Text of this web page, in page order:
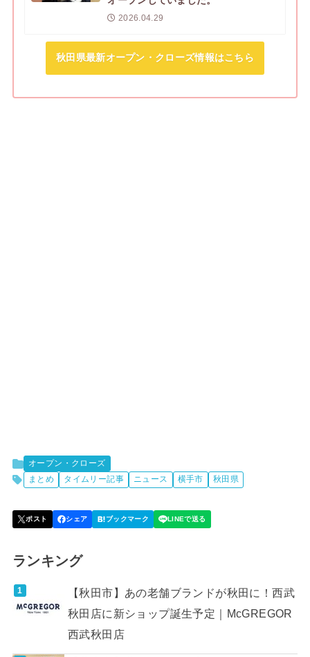
2026.04.29
秋田県最新オープン・クローズ情報はこちら
オープン・クローズ
まとめ
タイムリー記事 ニュース 横手市 秋田県
ランキング
【秋田市】あの老舗ブランドが秋田に！西武
秋田店に新ショップ誕生予定｜McGREGOR
西武秋田店